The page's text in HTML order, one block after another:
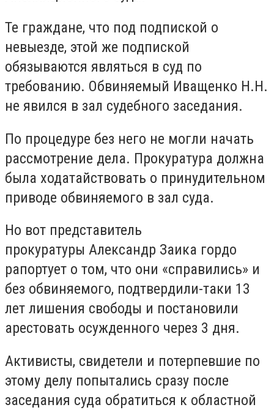
Те граждане, что под подпиской о
невыезде, этой же подпиской
обязываются являться в суд по
требованию. Обвиняемый Иващенко Н.Н.
не явился в зал судебного заседания.
По процедуре без него не могли начать
рассмотрение дела. Прокуратура должна
была ходатайствовать о принудительном
приводе обвиняемого в зал суда.
Но вот представитель
прокуратуры Александр Заика гордо
рапортует о том, что они «справились» и
без обвиняемого, подтвердили-таки 13
лет лишения свободы и постановили
арестовать осужденного через 3 дня.
Активисты, свидетели и потерпевшие по
этому делу попытались сразу после
заседания суда обратиться к областной